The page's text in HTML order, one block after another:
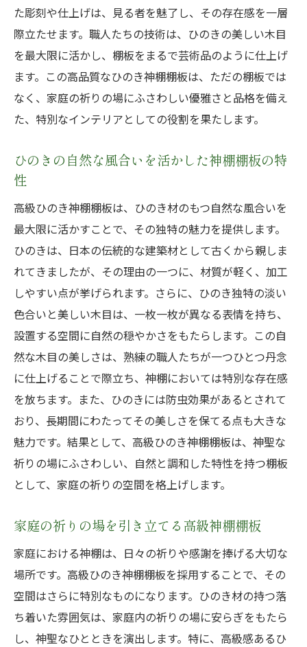
吉祥文様とひのき材の調和が生む美しさ
家庭の祈りの場に最適な文様の選び方
ひのき神棚棚板のデザインに込められた伝
統
特別な空間を彩る吉祥文様の効果
家庭に特別な祈りの場を提供する高級ひのき神
祈りの気持ちを高めるひのき神棚棚板の設
家庭での使用に適した高級ひのき神棚棚板
の選び方
ひのき神棚棚板がもたらす心の安らぎ
特別な祈りの場を設けるための神棚棚板
家庭の空間を格調高くするひのき神棚棚板
神聖な空間にふさわしいひのき神棚棚板の
特徴
職人の魂が込められた高級ひのき神棚棚板の彫
刻美
職人技が光るひのき神棚棚板の彫刻
ひのき材に施された緻密な彫刻の魅力
家庭に特別な空間を提供する彫刻美
ひのき神棚棚板の彫刻が引き立つ家庭の空
職人の技術が詰まった彫刻の選び方
自然のモチーフと調和する高級ひのき神棚棚板
の魅力
自然を感じさせるひのき神棚棚板のデザイ
た彫刻や仕上げは、見る者を魅了し、その存在感を一層
際立たせます。職人たちの技術は、ひのきの美しい木目
を最大限に活かし、棚板をまるで芸術品のように仕上げ
ます。この高品質なひのき神棚棚板は、ただの棚板では
なく、家庭の祈りの場にふさわしい優雅さと品格を備え
た、特別なインテリアとしての役割を果たします。
ひのきの自然な風合いを活かした神棚棚板の特
性
高級ひのき神棚棚板は、ひのき材のもつ自然な風合いを
最大限に活かすことで、その独特の魅力を提供します。
ひのきは、日本の伝統的な建築材として古くから親しま
れてきましたが、その理由の一つに、材質が軽く、加工
しやすい点が挙げられます。さらに、ひのき独特の淡い
色合いと美しい木目は、一枚一枚が異なる表情を持ち、
設置する空間に自然の穏やかさをもたらします。この自
然な木目の美しさは、熟練の職人たちが一つひとつ丹念
に仕上げることで際立ち、神棚においては特別な存在感
を放ちます。また、ひのきには防虫効果があるとされて
おり、長期間にわたってその美しさを保てる点も大きな
魅力です。結果として、高級ひのき神棚棚板は、神聖な
祈りの場にふさわしい、自然と調和した特性を持つ棚板
として、家庭の祈りの空間を格上げします。
家庭の祈りの場を引き立てる高級神棚棚板
家庭における神棚は、日々の祈りや感謝を捧げる大切な
場所です。高級ひのき神棚棚板を採用することで、その
空間はさらに特別なものになります。ひのき材の持つ落
ち着いた雰囲気は、家庭内の祈りの場に安らぎをもたら
し、神聖なひとときを演出します。特に、高級感あるひ